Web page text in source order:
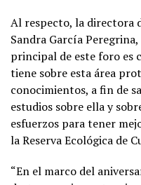
Al respecto, la directora
Sandra García
principal de este foro es
tiene sobre esta área
conocimientos, a fin de
estudios sobre ella y
esfuerzos para tener
la Reserva Ecológica de
“En el marco del